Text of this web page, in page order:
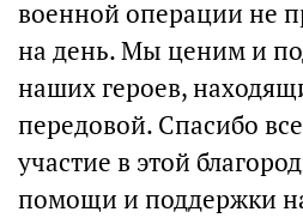
военной операции не
на день. Мы ценим и
наших героев,
передовой. Спасибо
участие в этой
помощи и поддержки